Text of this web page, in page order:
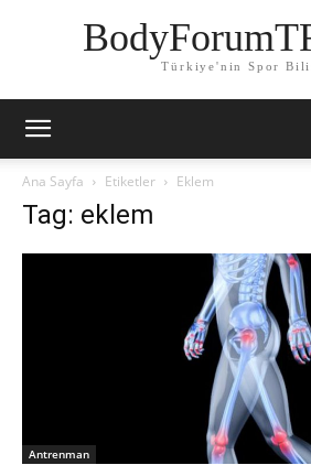
Türkiye'nin Spor
Ana Sayfa Etiketler Eklem
Tag: eklem
Antrenman